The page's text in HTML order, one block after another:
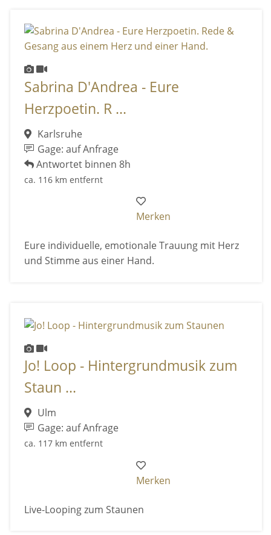
Sabrina D'Andrea - Eure
Herzpoetin. R ...
Karlsruhe
Gage: auf Anfrage
Antwortet binnen 8h
ca. 116 km entfernt
Merken
Eure individuelle, emotionale Trauung mit Herz
und Stimme aus einer Hand.
Jo! Loop - Hintergrundmusik zum
Staun ...
Ulm
Gage: auf Anfrage
ca. 117 km entfernt
Merken
Live-Looping zum Staunen